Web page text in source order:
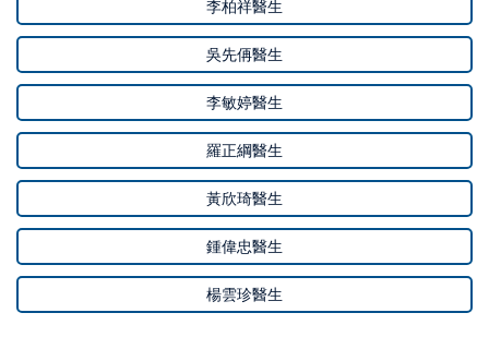
李柏祥醫生
吳先侢醫生
李敏婷醫生
羅正綱醫生
黃欣琦醫生
鍾偉忠醫生
楊雲珍醫生